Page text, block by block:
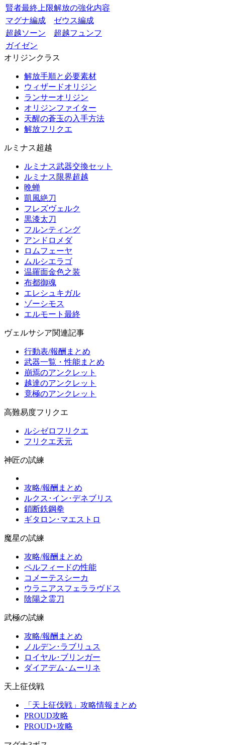
賢者最終上限解放の強化内容
マグナ編成
ゼウス編成
超越ソーン
超越フュンフ
ガイゼン
オリジンクラス
解放手順と必要素材
ウィザードオリジン
ランサーオリジン
オリジンファイター
天醒の蒼玉の入手方法
解放フリクエ
ルミナス超越
ルミナス武器交換セット
ルミナス限界超越
晩蝉
凱風絶刀
フレズヴェルク
黒漆太刀
フルンティング
アンドロメダ
ロムフェーヤ
ムルシエラゴ
温羅面金色之装
布都御魂
エレシュキガル
ゾーシモス
エルモート最終
ヴェルサシア関連記事
行動表/報酬まとめ
武器一覧・性能まとめ
崩焉のアンクレット
越達のアンクレット
竟極のアンクレット
高難易度フリクエ
ルシゼロフリクエ
フリクエ天元
神匠の試練
攻略/報酬まとめ
ルクス･イン･デネブリス
鎖断鉄鋼拳
ギタロン･マエストロ
魔星の試練
攻略/報酬まとめ
ペルフィードの性能
コメーテスシーカ
ウラニアスフェララヴドス
陰陽之霊刀
武極の試練
攻略/報酬まとめ
ノルデン･ラブリュス
ロイヤル･ブリンガー
ダイアデム･ムーリネ
天上征伐戦
「天上征伐戦」攻略情報まとめ
PROUD攻略
PROUD+攻略